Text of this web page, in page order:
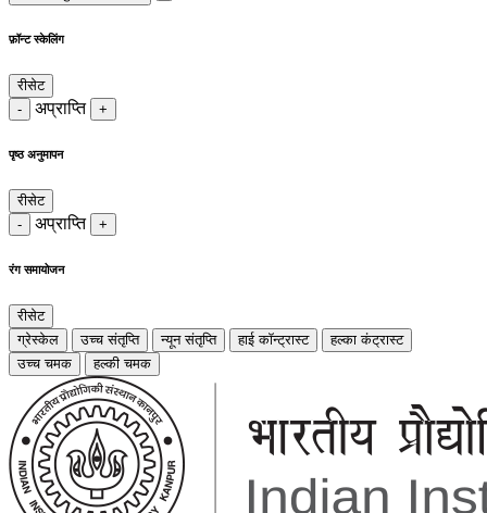
फ़ॉन्ट स्केलिंग
रीसेट
-
अप्राप्ति +
पृष्ठ अनुमापन
रीसेट
-
अप्राप्ति +
रंग समायोजन
रीसेट
ग्रेस्केल
उच्च संतृप्ति न्यून संतृप्ति हाई कॉन्ट्रास्ट
हल्का कंट्रास्ट
उच्च चमक
हल्की चमक